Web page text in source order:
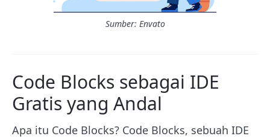
Sumber: Envato
Code Blocks sebagai IDE
Gratis yang Andal
Apa itu Code Blocks? Code Blocks, sebuah IDE